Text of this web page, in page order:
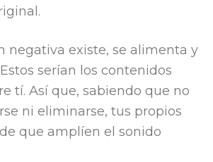
negativa existe, se alimenta y
serían los contenidos
tí. Así que, sabiendo que no
ni eliminarse, tus propios
que amplíen el sonido